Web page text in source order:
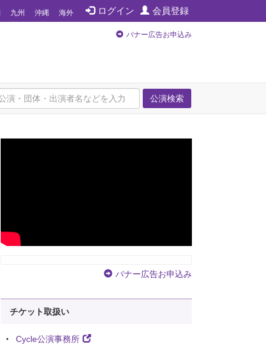
ログイン 会員登録
九州 沖縄 海外
バナー広告お申込み
公演検索
バナー広告お申込み
チケット取扱い
Cycle公演事務所